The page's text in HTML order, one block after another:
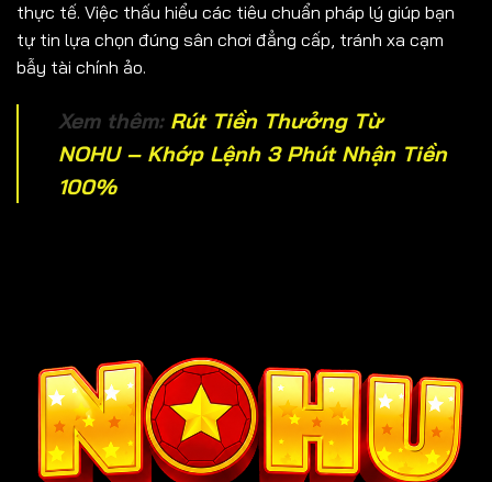
thực tế. Việc thấu hiểu các tiêu chuẩn pháp lý giúp bạn
tự tin lựa chọn đúng sân chơi đẳng cấp, tránh xa cạm
bẫy tài chính ảo.
Xem thêm: Rút Tiền Thưởng Từ
NOHU – Khớp Lệnh 3 Phút Nhận Tiền
100%